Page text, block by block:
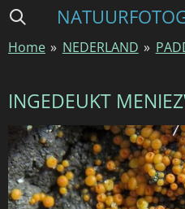
Ga
naar
hoofdinhoud
Home » NEDERLAND »
INGEDEUKT